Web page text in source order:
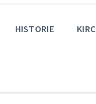
HISTORIE